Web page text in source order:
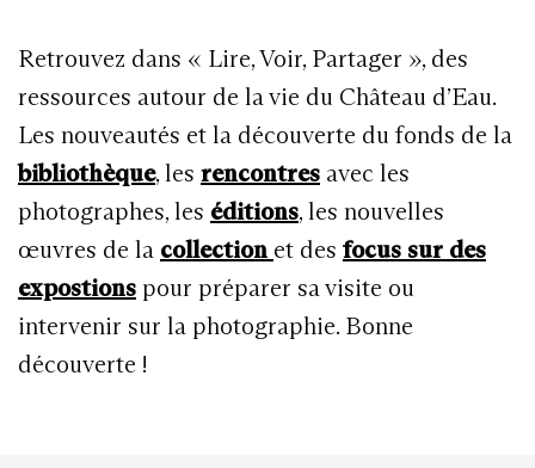
Retrouvez dans « Lire, Voir, Partager », des
ressources autour de la vie du Château d’Eau.
Les nouveautés et la découverte du fonds de la
bibliothèque, les rencontres avec les
photographes, les éditions, les nouvelles
œuvres de la collection et des focus sur des
expostions pour préparer sa visite ou
intervenir sur la photographie. Bonne
découverte !